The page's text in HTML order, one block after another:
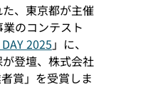
、東京都が主催
のコンテスト
2025 」に、
登壇、株式会社
賞」を受賞しま